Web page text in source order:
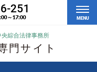
251
～17:00 MENU